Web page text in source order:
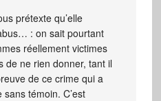
prétexte qu’elle
: on sait pourtant
réellement victimes
de ne rien donner, tant il
de ce crime qui a
témoin. C’est